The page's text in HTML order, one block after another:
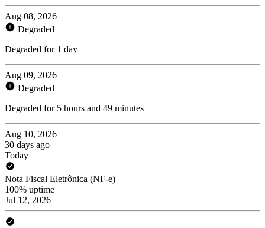
Aug 08, 2026
Degraded
Degraded for 1 day
Aug 09, 2026
Degraded
Degraded for 5 hours and 49 minutes
Aug 10, 2026
30 days ago
Today
Nota Fiscal Eletrônica (NF-e)
100% uptime
Jul 12, 2026